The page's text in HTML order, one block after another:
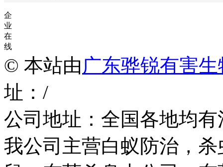
企
业
在
线
© 本站由 广东骅锐有害
址：/
公司地址：全国各地均
我公司主营白蚁防治，